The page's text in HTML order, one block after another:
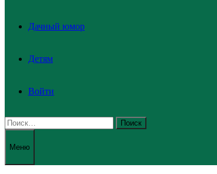
Дачный юмор
Детям
Войти
Найти:
Меню